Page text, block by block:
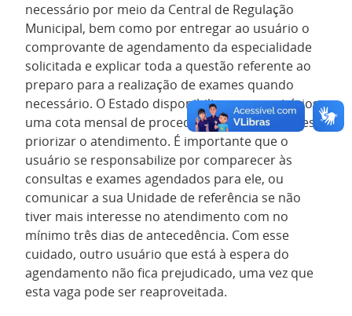
necessário por meio da Central de Regulação
Municipal, bem como por entregar ao usuário o
comprovante de agendamento da especialidade
solicitada e explicar toda a questão referente ao
preparo para a realização de exames quando
necessário. O Estado disponibiliza aos municípios
uma cota mensal de procedimento, e cabe a eles
priorizar o atendimento. É importante que o
usuário se responsabilize por comparecer às
consultas e exames agendados para ele, ou
comunicar a sua Unidade de referência se não
tiver mais interesse no atendimento com no
mínimo três dias de antecedência. Com esse
cuidado, outro usuário que está à espera do
agendamento não fica prejudicado, uma vez que
esta vaga pode ser reaproveitada.